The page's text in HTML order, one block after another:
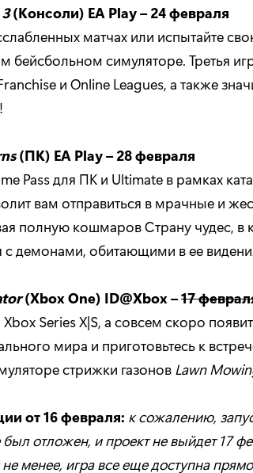
(Консоли) EA Play– 24 февраля
матчах или испытайте
бейсбольном симуляторе. Третья
и Online Leagues, а также
(ПК) EA Play – 28 февраля
Pass для ПК и Ultimate в рамках
вам отправиться в мрачные и
полную кошмаров Страну чудес, в
с демонами, обитающими в ее
(Xbox One) ID@Xbox –17
Series X|S, а совсем скоро
мира и приготовьтесь к
стрижки газонов Lawn
от 16 февраля: к сожалению,
отложен, и проект не выйдет 17
менее, игра все еще доступна